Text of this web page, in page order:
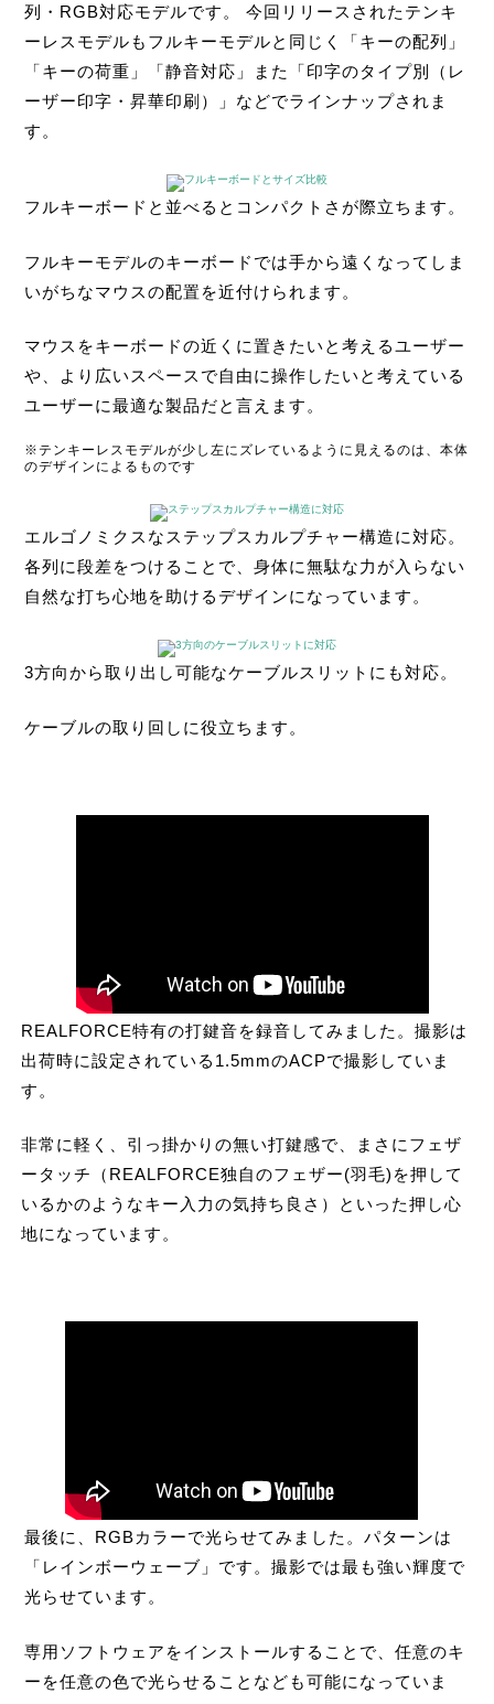
列・RGB対応モデルです。 今回リリースされたテンキ
ーレスモデルもフルキーモデルと同じく「キーの配列」
「キーの荷重」「静音対応」また「印字のタイプ別（レ
ーザー印字・昇華印刷）」などでラインナップされま
す。
フルキーボードと並べるとコンパクトさが際立ちます。
フルキーモデルのキーボードでは手から遠くなってしま
いがちなマウスの配置を近付けられます。
マウスをキーボードの近くに置きたいと考えるユーザー
や、より広いスペースで自由に操作したいと考えている
ユーザーに最適な製品だと言えます。
※テンキーレスモデルが少し左にズレているように見えるのは、本体
のデザインによるものです
エルゴノミクスなステップスカルプチャー構造に対応。
各列に段差をつけることで、身体に無駄な力が入らない
自然な打ち心地を助けるデザインになっています。
3方向から取り出し可能なケーブルスリットにも対応。
ケーブルの取り回しに役立ちます。
REALFORCE特有の打鍵音を録音してみました。撮影は
出荷時に設定されている1.5mmのACPで撮影していま
す。
非常に軽く、引っ掛かりの無い打鍵感で、まさにフェザ
ータッチ（REALFORCE独自のフェザー(羽毛)を押して
いるかのようなキー入力の気持ち良さ）といった押し心
地になっています。
最後に、RGBカラーで光らせてみました。パターンは
「レインボーウェーブ」です。撮影では最も強い輝度で
光らせています。
専用ソフトウェアをインストールすることで、任意のキ
ーを任意の色で光らせることなども可能になっていま